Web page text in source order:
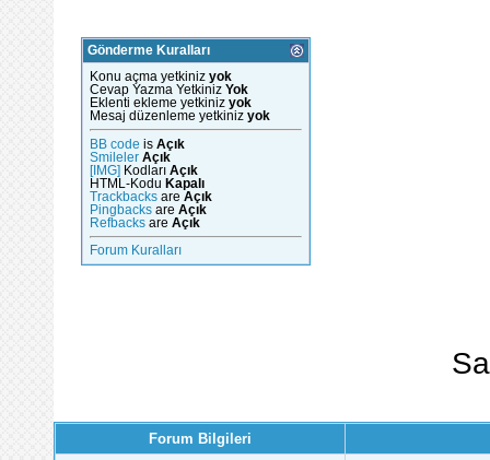
Gönderme Kuralları
Konu açma yetkiniz yok
Cevap Yazma Yetkiniz Yok
Eklenti ekleme yetkiniz yok
Mesaj düzenleme yetkiniz yok
BB code is Açık
Smileler Açık
[IMG] Kodları Açık
HTML-Kodu Kapalı
Trackbacks are Açık
Pingbacks are Açık
Refbacks are Açık
Forum Kuralları
Forum Bilgileri